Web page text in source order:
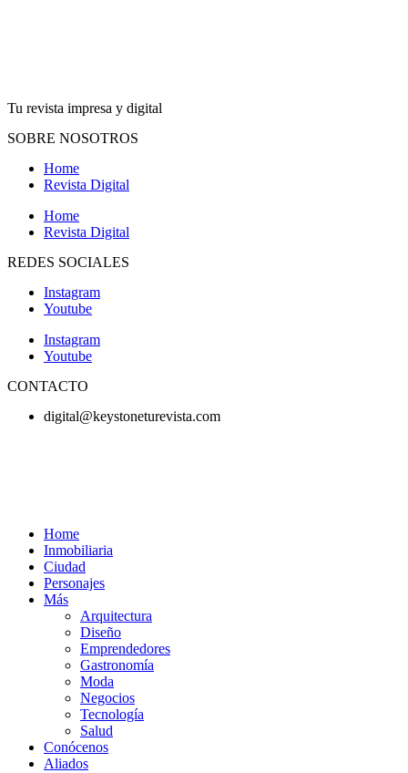
Tu revista impresa y digital
SOBRE NOSOTROS
Home
Revista Digital
Home
Revista Digital
REDES SOCIALES
Instagram
Youtube
Instagram
Youtube
CONTACTO
digital@keystoneturevista.com
Home
Inmobiliaria
Ciudad
Personajes
Más
Arquitectura
Diseño
Emprendedores
Gastronomía
Moda
Negocios
Tecnología
Salud
Conócenos
Aliados